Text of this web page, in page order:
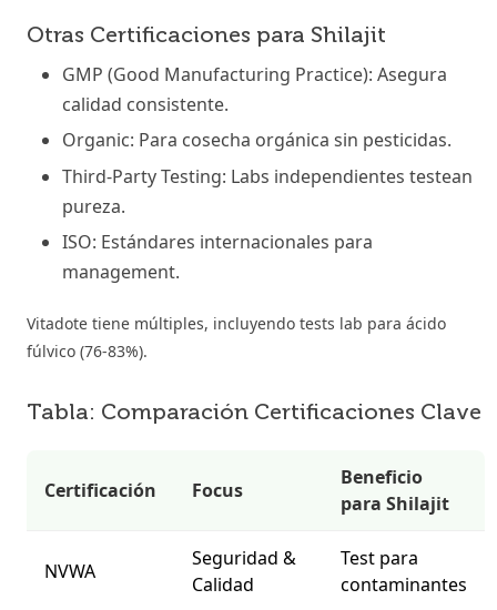
Otras Certificaciones para Shilajit
GMP (Good Manufacturing Practice): Asegura
calidad consistente.
Organic: Para cosecha orgánica sin pesticidas.
Third-Party Testing: Labs independientes testean
pureza.
ISO: Estándares internacionales para
management.
Vitadote tiene múltiples, incluyendo tests lab para ácido
fúlvico (76-83%).
Tabla: Comparación Certificaciones Clave
Certificación Focus
Beneficio
para Shilajit
NVWA
Seguridad &
Calidad
Test para
contaminantes